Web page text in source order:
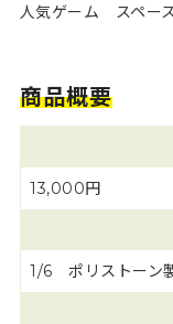
人気ゲーム スペー
商品概要
13,000円
1/6 ポリストーン